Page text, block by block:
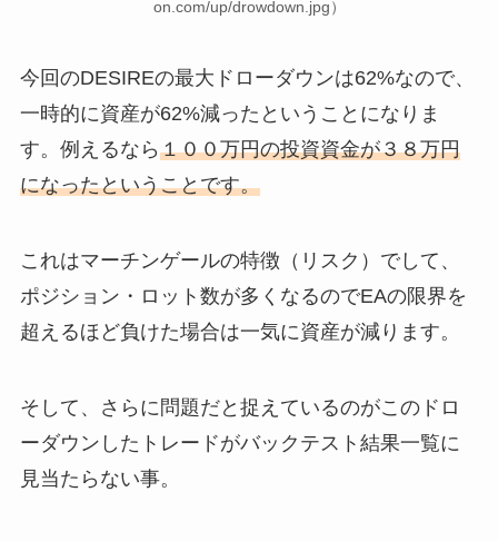
on.com/up/drowdown.jpg）
今回のDESIREの最大ドローダウンは62%なので、
一時的に資産が62%減ったということになりま
す。例えるなら１００万円の投資資金が３８万円
になったということです。
これはマーチンゲールの特徴（リスク）でして、
ポジション・ロット数が多くなるのでEAの限界を
超えるほど負けた場合は一気に資産が減ります。
そして、さらに問題だと捉えているのがこのドロ
ーダウンしたトレードがバックテスト結果一覧に
見当たらない事。